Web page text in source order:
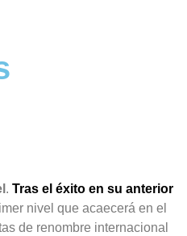
. Tras el éxito en su anterior
nivel que acaecerá en el
de renombre internacional